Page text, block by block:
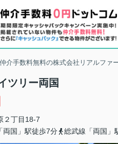
介手数料無料の株式会社リアルファ
ツリー両国
２丁目18-7
両国」駅徒歩7分
総武線「両国」